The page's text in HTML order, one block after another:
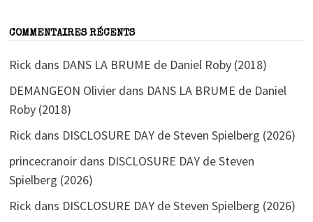
COMMENTAIRES RÉCENTS
Rick dans DANS LA BRUME de Daniel Roby (2018)
DEMANGEON Olivierdans DANS LA BRUME de Daniel
Roby (2018)
Rick dans DISCLOSURE DAY de Steven Spielberg (2026)
princecranoirdans DISCLOSURE DAY de Steven
Spielberg (2026)
Rick dans DISCLOSURE DAY de Steven Spielberg (2026)